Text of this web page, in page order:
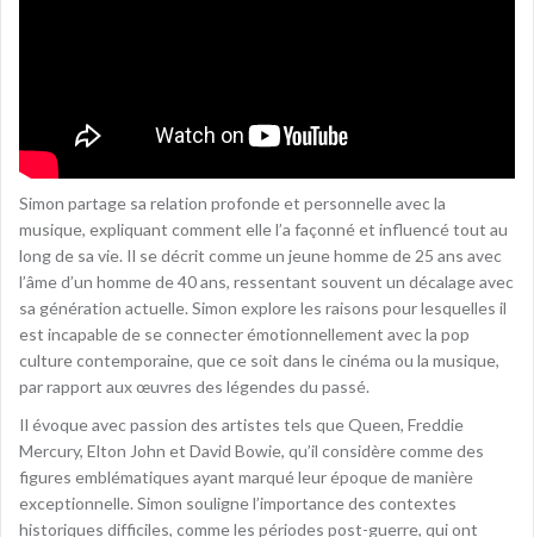
Simon partage sa relation profonde et personnelle avec la
musique, expliquant comment elle l’a façonné et influencé tout au
long de sa vie. Il se décrit comme un jeune homme de 25 ans avec
l’âme d’un homme de 40 ans, ressentant souvent un décalage avec
sa génération actuelle. Simon explore les raisons pour lesquelles il
est incapable de se connecter émotionnellement avec la pop
culture contemporaine, que ce soit dans le cinéma ou la musique,
par rapport aux œuvres des légendes du passé.
Il évoque avec passion des artistes tels que Queen, Freddie
Mercury, Elton John et David Bowie, qu’il considère comme des
figures emblématiques ayant marqué leur époque de manière
exceptionnelle. Simon souligne l’importance des contextes
historiques difficiles, comme les périodes post-guerre, qui ont